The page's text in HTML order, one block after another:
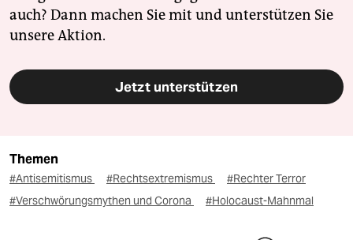
auch? Dann machen Sie mit und unterstützen Sie
unsere Aktion.
Jetzt unterstützen
Themen
#Antisemitismus #Rechtsextremismus
#Rechter Terror
#Verschwörungsmythen und Corona
#Holocaust-Mahnmal